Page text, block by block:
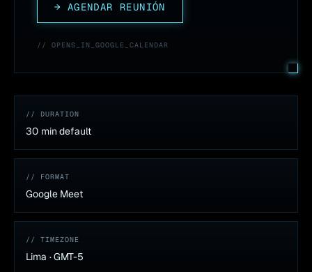
→ AGENDAR REUNIÓN
// OPENS_IN_GOOGLE_CALENDAR
// DURATION
30 min default
// FORMAT
Google Meet
// TIMEZONE
Lima · GMT-5